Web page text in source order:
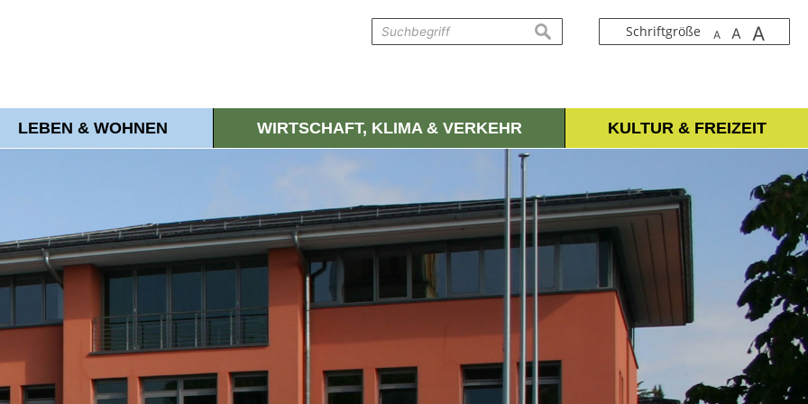
Schriftgröße A A A
suchen
LEBEN & WOHNEN WIRTSCHAFT, KLIMA & VERKEHR KULTUR & FREIZEIT